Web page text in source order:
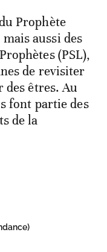
Prophète
aussi des
(PSL),
de revisiter
êtres. Au
font partie des
de la